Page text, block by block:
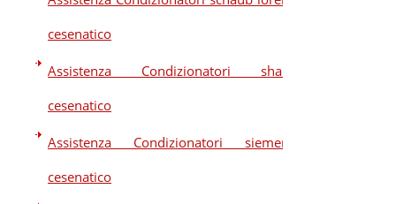
cesenatico
Assistenza Condizionatori sharp
cesenatico
Assistenza Condizionatori siemens
cesenatico